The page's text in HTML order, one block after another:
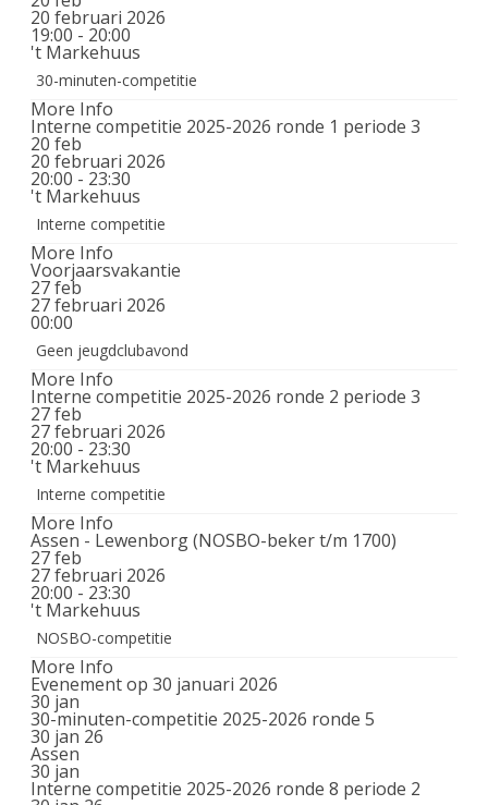
20 februari 2026
19:00 - 20:00
't Markehuus
30-minuten-competitie
More Info
Interne competitie 2025-2026 ronde 1 periode 3
20 feb
20 februari 2026
20:00 - 23:30
't Markehuus
Interne competitie
More Info
Voorjaarsvakantie
27feb
27 februari 2026
00:00
Geen jeugdclubavond
More Info
Interne competitie 2025-2026 ronde 2 periode 3
27feb
27 februari 2026
20:00 - 23:30
't Markehuus
Interne competitie
More Info
Assen - Lewenborg (NOSBO-beker t/m 1700)
27feb
27 februari 2026
20:00 - 23:30
't Markehuus
NOSBO-competitie
More Info
Evenement op 30 januari 2026
30 jan
30-minuten-competitie 2025-2026 ronde 5
30 jan 26
Assen
30 jan
Interne competitie 2025-2026 ronde 8 periode 2